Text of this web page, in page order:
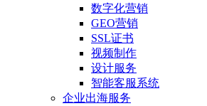
数字化营销
GEO营销
SSL证书
视频制作
设计服务
智能客服系统
企业出海服务